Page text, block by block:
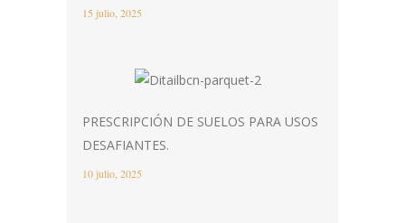
15 julio, 2025
PRESCRIPCIÓN DE SUELOS PARA USOS
DESAFIANTES.
10 julio, 2025